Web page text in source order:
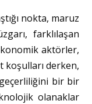
nokta, maruz
farklılaşan
aktörler,
koşulları derken,
geçerliliğini bir bir
olanaklar